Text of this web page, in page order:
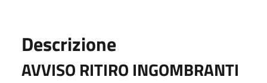
Descrizione
AVVISO RITIRO INGOMBRANTI